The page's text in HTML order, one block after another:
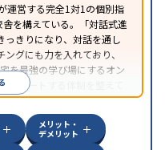
運営する完全1対1の個別指
を構えている。「対話式進
っきりになり、対話を通し
グにも力を入れており、
を最強の学び場にするオン
サポートする体制を整えて
メリット・
デメリット